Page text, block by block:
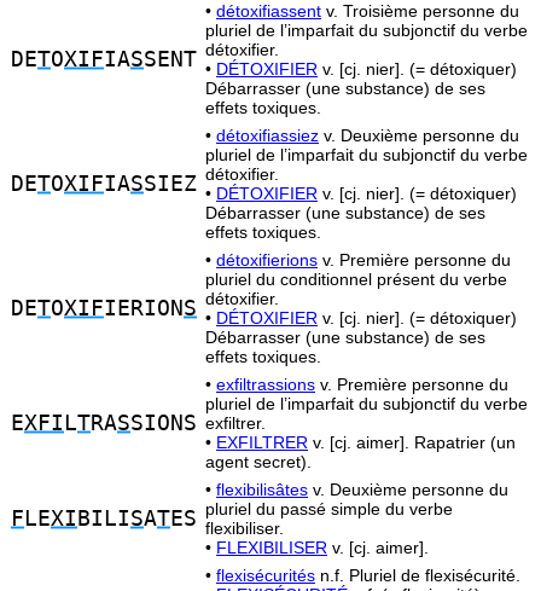
DETOXIFIASSENT
• détoxifiassent v. Troisième personne du
pluriel de l’imparfait du subjonctif du verbe
détoxifier.
• DÉTOXIFIER v. [cj. nier]. (= détoxiquer)
Débarrasser (une substance) de ses
effets toxiques.
DETOXIFIASSIEZ
• détoxifiassiez v. Deuxième personne du
pluriel de l’imparfait du subjonctif du verbe
détoxifier.
• DÉTOXIFIER v. [cj. nier]. (= détoxiquer)
Débarrasser (une substance) de ses
effets toxiques.
DETOXIFIERION S
• détoxifierions v. Première personne du
pluriel du conditionnel présent du verbe
détoxifier.
• DÉTOXIFIER v. [cj. nier]. (= détoxiquer)
Débarrasser (une substance) de ses
effets toxiques.
EXFI LTRASSIONS
• exfiltrassions v. Première personne du
pluriel de l’imparfait du subjonctif du verbe
exfiltrer.
• EXFILTRER v. [cj. aimer]. Rapatrier (un
agent secret).
F LEXI BILISATES
• flexibilisâtes v. Deuxième personne du
pluriel du passé simple du verbe
flexibiliser.
• FLEXIBILISER v. [cj. aimer].
• flexisécurités n.f. Pluriel de flexisécurité.